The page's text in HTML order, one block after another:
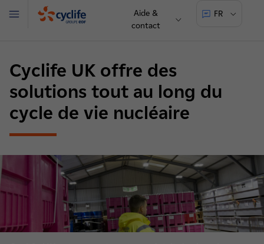
Aide &
contact
FR
Menu
Cyclife UK offre des
solutions tout au long du
cycle de vie nucléaire